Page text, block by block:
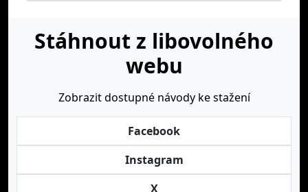
Stáhnout z libovolného
webu
Zobrazit dostupné návody ke stažení
Facebook
Instagram
X